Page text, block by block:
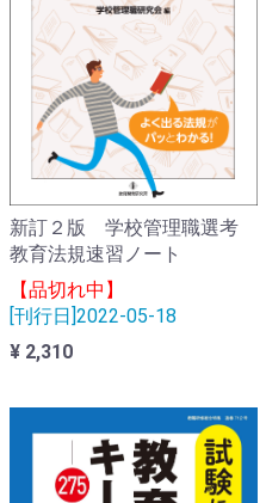
新訂２版 学校管理職選考
教育法規速習ノート
【品切れ中】
[刊行日]2022-05-18
¥ 2,310